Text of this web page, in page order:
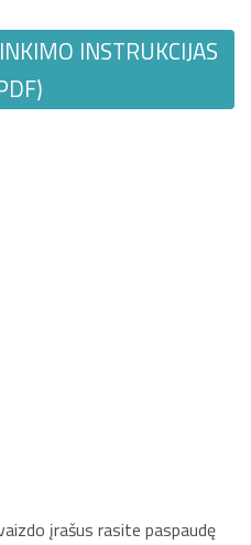
INSTRUKCIJAS
įrašus rasite paspaudę